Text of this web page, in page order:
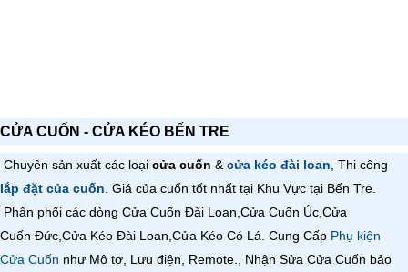
CỬA CUỐN - CỬA KÉO BẾN TRE
Chuyên sản xuất các loại cửa cuốn & cửa kéo đài loan , Thi công
lắp đặt của cuốn . Giá của cuốn tốt nhất tại Khu Vực tại Bến Tre.
Phân phối các dòng Cửa Cuốn Đài Loan, Cửa Cuốn Úc, Cửa
Cuốn Đức, Cửa Kéo Đài Loan, Cửa Kéo Có Lá . Cung Cấp Phụ kiện
Cửa Cuốn như Mô tơ, Lưu điện, Remote., Nhận Sửa Cửa Cuốn bảo